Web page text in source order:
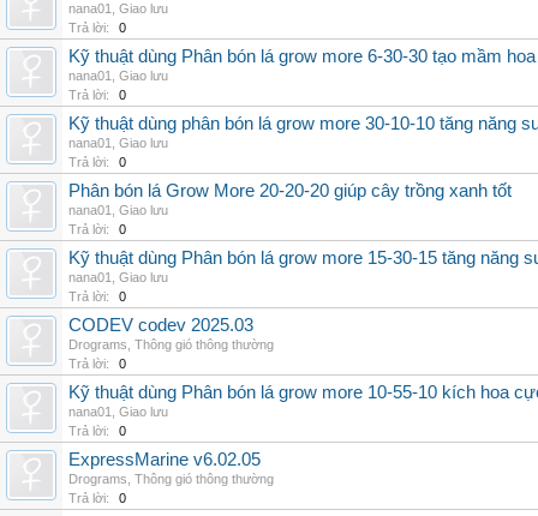
nana01
Giao lưu
Trả lời:
0
Kỹ thuật dùng Phân bón lá grow more 6-30-30 tạo mầm hoa
nana01
Giao lưu
Trả lời:
0
Kỹ thuật dùng phân bón lá grow more 30-10-10 tăng năng
nana01
Giao lưu
Trả lời:
0
Phân bón lá Grow More 20-20-20 giúp cây trồng xanh tốt
nana01
Giao lưu
Trả lời:
0
Kỹ thuật dùng Phân bón lá grow more 15-30-15 tăng năng
nana01
Giao lưu
Trả lời:
0
CODEV codev 2025.03
Drograms Thông gió thông thường
Trả lời:
0
Kỹ thuật dùng Phân bón lá grow more 10-55-10 kích hoa
nana01
Giao lưu
Trả lời:
0
ExpressMarine v6.02.05
Drograms Thông gió thông thường
Trả lời:
0